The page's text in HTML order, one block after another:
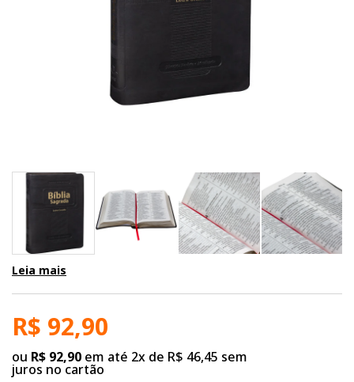
Leia mais
R$ 92,90
ou R$ 92,90 em até 2x de R$ 46,45 sem
juros no cartão